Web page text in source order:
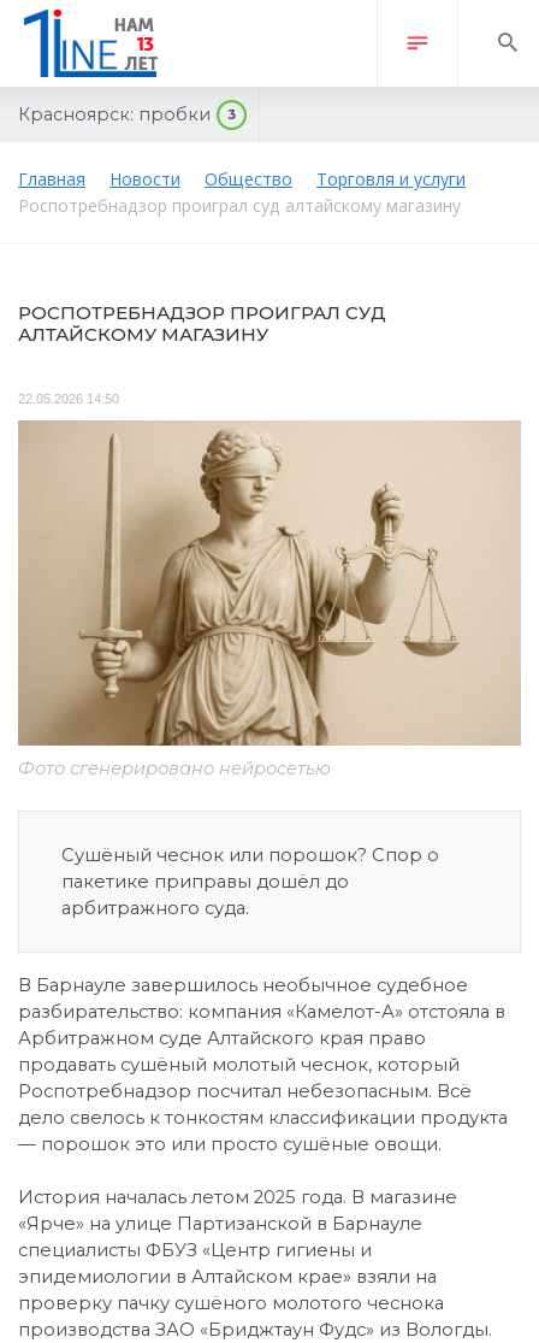
Красноярск: пробки 3
Главная Новости Общество
Торговля и услуги
Роспотребнадзор проиграл суд алтайскому магазину
РОСПОТРЕБНАДЗОР ПРОИГРАЛ СУД
АЛТАЙСКОМУ МАГАЗИНУ
22.05.2026 14:50
Фото сгенерировано нейросетью
Сушёный чеснок или порошок? Спор о
пакетике приправы дошёл до
арбитражного суда.
В Барнауле завершилось необычное судебное
разбирательство: компания «Камелот-А» отстояла в
Арбитражном суде Алтайского края право
продавать сушёный молотый чеснок, который
Роспотребнадзор посчитал небезопасным. Всё
дело свелось к тонкостям классификации продукта
— порошок это или просто сушёные овощи.
История началась летом 2025 года. В магазине
«Ярче» на улице Партизанской в Барнауле
специалисты ФБУЗ «Центр гигиены и
эпидемиологии в Алтайском крае» взяли на
проверку пачку сушёного молотого чеснока
производства ЗАО «Бриджтаун Фудс» из Вологды.